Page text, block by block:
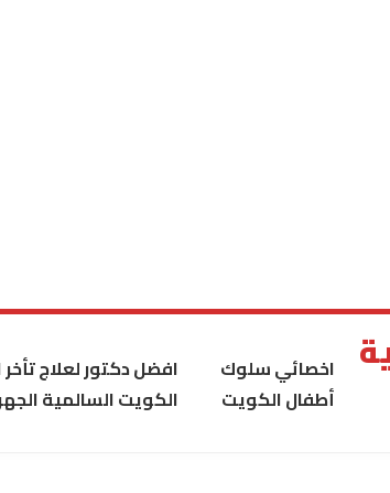
اخصائي سلوك
أطفال الكويت
افضل دكتور لعلاج
الكويت السالمية